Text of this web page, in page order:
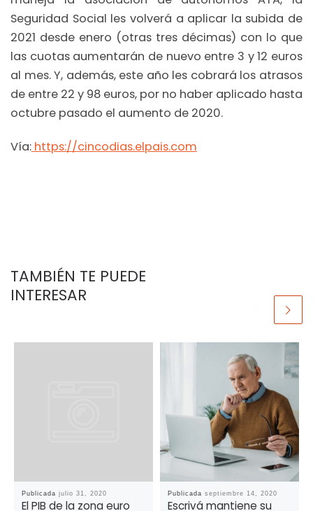
Seguridad Social les volverá a aplicar la subida de
2021 desde enero (otras tres décimas) con lo que
las cuotas aumentarán de nuevo entre 3 y 12 euros
al mes. Y, además, este año les cobrará los atrasos
de entre 22 y 98 euros, por no haber aplicado hasta
octubre pasado el aumento de 2020.
Vía: https://cincodias.elpais.com
TAMBIÉN TE PUEDE
INTERESAR
Publicada julio 31, 2020
El PIB de la zona euro
Publicada septiembre 14, 2020
Escrivá mantiene su